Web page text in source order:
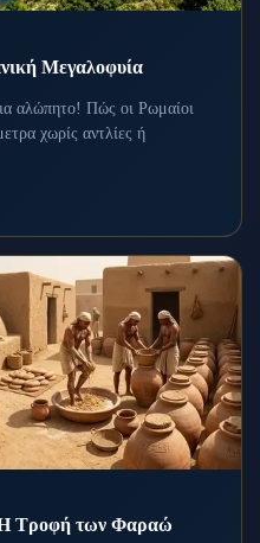
Μεγαλοφυία
αλώπητο! Πώς οι Ρωμαίοι
χωρίς αντλίες ή
Τροφή των Φαραώ